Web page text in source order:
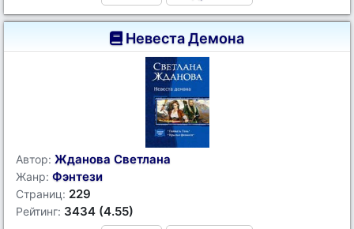
Невеста Демона
Автор: Жданова Светлана
Жанр: Фэнтези
Страниц: 229
Рейтинг: 3434 (4.55)